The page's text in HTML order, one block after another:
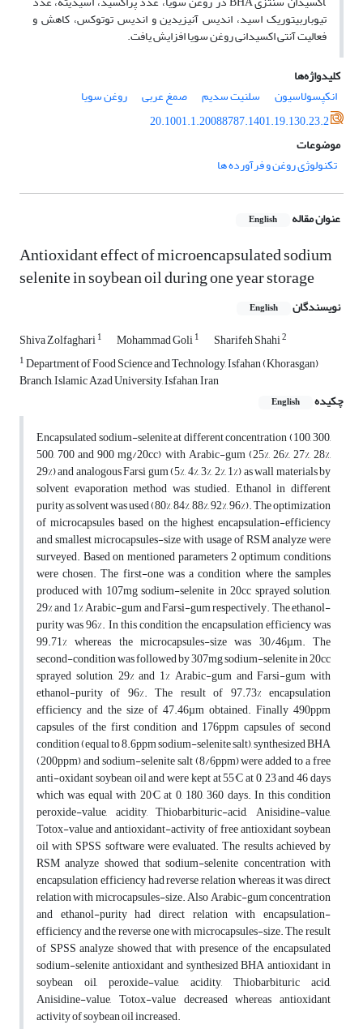
تیوباربیتوریک اسید، اندیس آنیزیدین و اندیس توتوکس، کاهش و
فعالیت آنتی ­اکسیدانی روغن سویا افزایش یافت.
کلیدواژه‌ها
انکپسولاسیون
سلنیت ‌سدیم صمغ عربی
روغن سویا
20.1001.1.20088787.1401.19.130.23.2
موضوعات
تکنولوژی روغن و فرآورده ها
عنوان مقاله English
Antioxidant effect of microencapsulated sodium
selenite in soybean oil during one year storage
نویسندگان English
Shiva Zolfaghari1 Mohammad Goli1 Sharifeh Shahi2
1Department of Food Science and Technology, Isfahan (Khorasgan)
Branch, Islamic Azad University, Isfahan, Iran
چکیده
English
Encapsulated sodium-selenite at different concentration (100, 300,
500, 700 and 900 mg/20cc) with Arabic-gum (25%, 26%, 27%, 28%,
29%) and analogous Farsi gum (5%, 4%, 3%, 2%, 1%) as wall materials by
solvent evaporation method was studied. Ethanol in different
purity as solvent was used (80%, 84%, 88%, 92%, 96%). The optimization
of microcapsules based on the highest encapsulation-efficiency
and smallest microcapsules-size with usage of RSM analyze were
surveyed. Based on mentioned parameters 2 optimum conditions
were chosen. The first-one was a condition where the samples
produced with 107mg sodium-selenite in 20cc sprayed solution,
29% and 1% Arabic-gum and Farsi-gum respectively. The ethanol-
purity was 96%. In this condition the encapsulation efficiency was
99.71% whereas the microcapsules-size was 30/46µm. The
second-condition was followed by 307mg sodium-selenite in 20cc
sprayed solution, 29% and 1% Arabic-gum and Farsi-gum with
ethanol-purity of 96%. The result of 97.73% encapsulation
efficiency and the size of 47.46µm obtained. Finally 490ppm
capsules of the first condition and 176ppm capsules of second
condition (equal to 8.6ppm sodium-selenite salt), synthesized BHA
(200ppm) and sodium-selenite salt (8/6ppm) were added to a free
anti-oxidant soybean oil and were kept at 55°C at 0, 23 and 46 days
which was equal with 20°C at 0, 180, 360 days. In this condition
peroxide-value, acidity, Thiobarbituric-acid, Anisidine-value,
Totox-value and antioxidant-activity of free antioxidant soybean
oil with SPSS software were evaluated. The results achieved by
RSM analyze showed that sodium-selenite concentration with
encapsulation efficiency had reverse relation whereas it was direct
relation with microcapsules-size. Also Arabic-gum concentration
and ethanol-purity had direct relation with encapsulation-
efficiency and the reverse one with microcapsules-size. The result
of SPSS analyze showed that with presence of the encapsulated
sodium-selenite antioxidant and synthesized BHA antioxidant in
soybean oil, peroxide-value, acidity, Thiobarbituric acid,
Anisidine-value, Totox-value decreased whereas antioxidant
activity of soybean oil increased.